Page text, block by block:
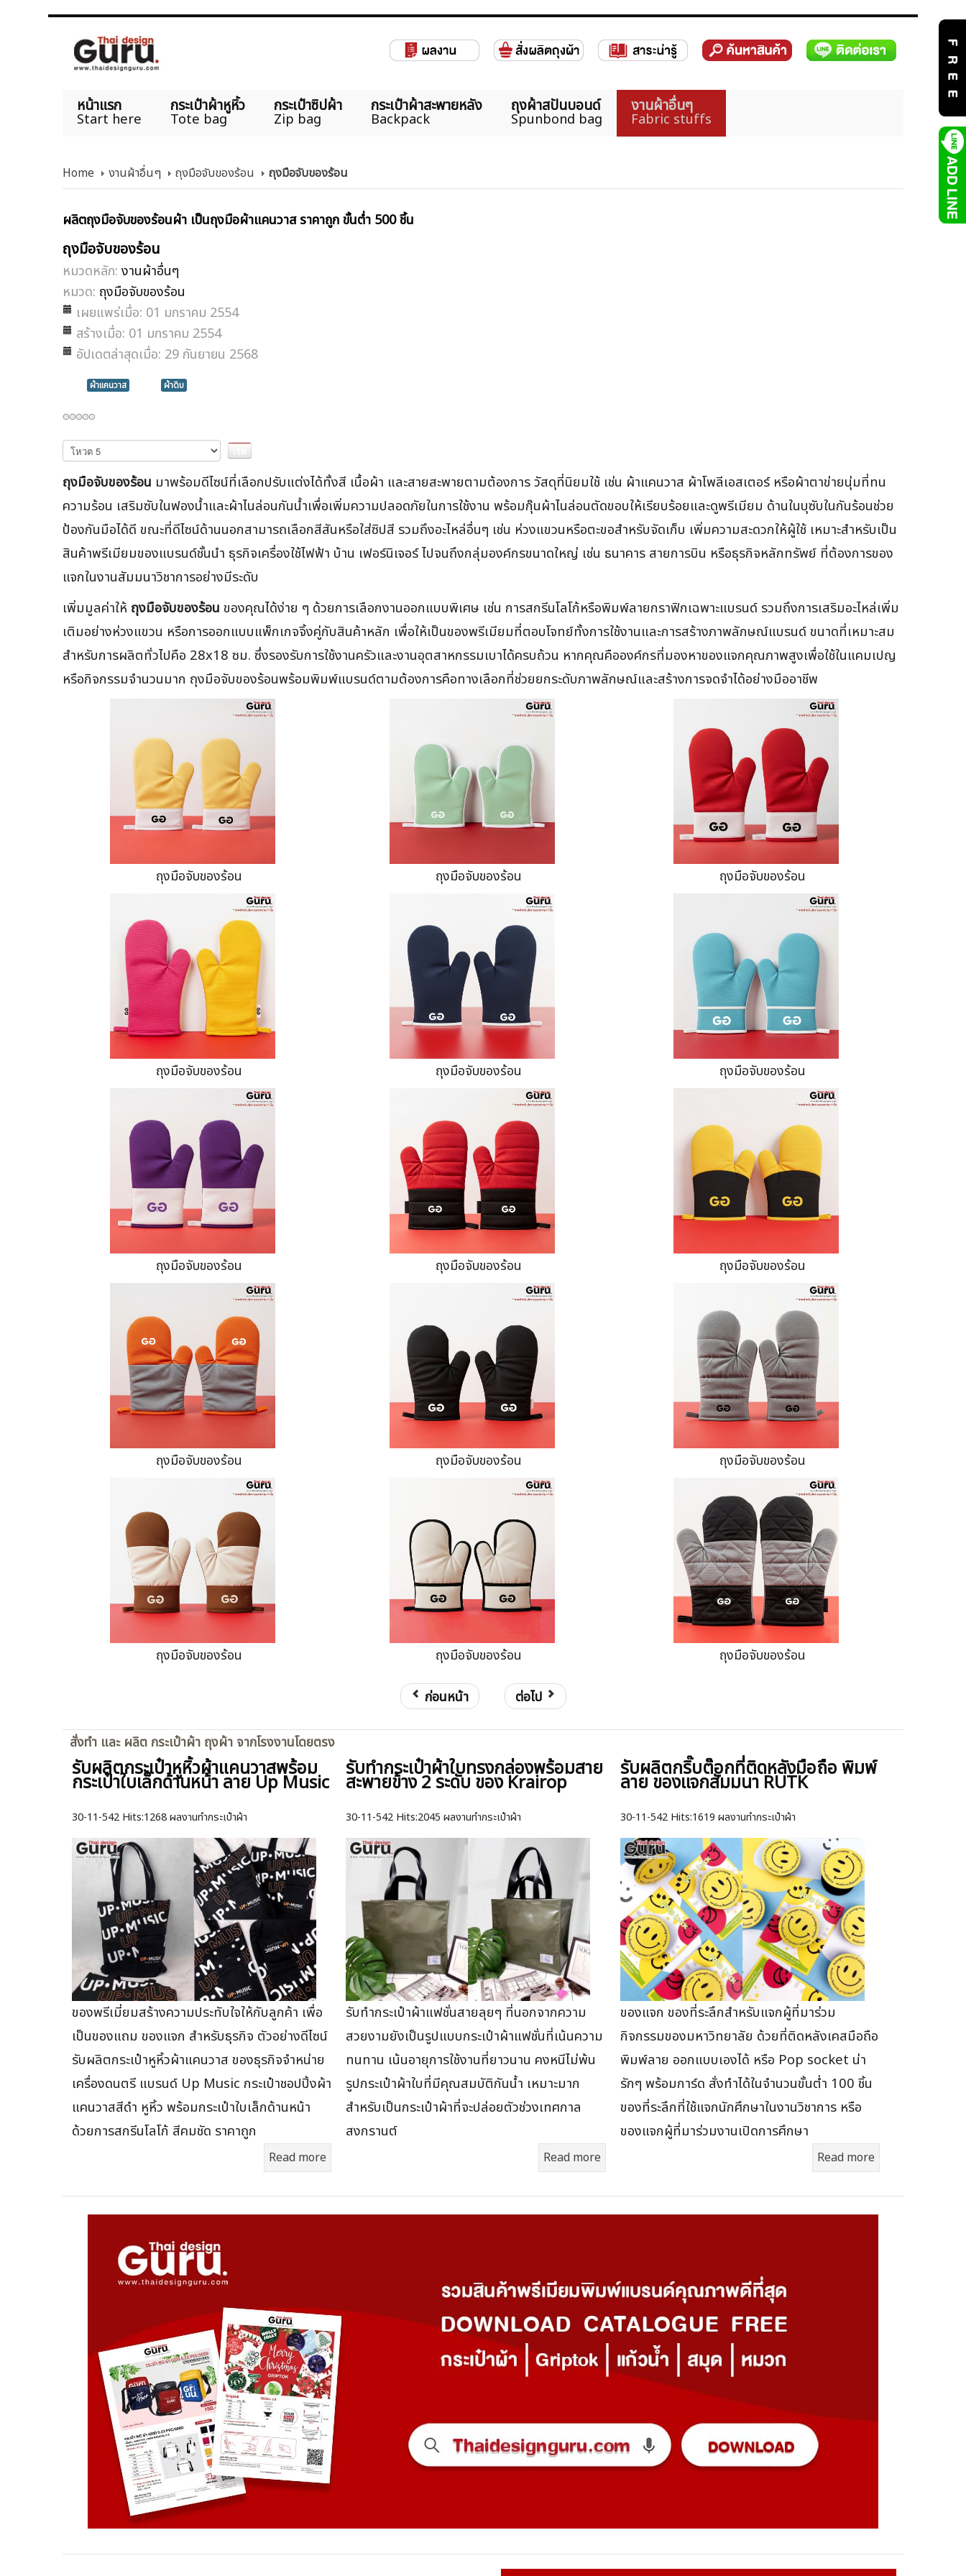
หน้าแรก
Start here
กระเป๋าผ้าหูหิ้ว
Tote bag
กระเป๋าซิปผ้า
Zip bag
กระเป๋าผ้าสะพายหลัง
Backpack
ถุงผ้าสปันบอนด์
Spunbond bag
งานผ้าอื่นๆ
Fabric stuffs
Home งานผ้าอื่นๆ ถุงมือจับของร้อน ถุงมือจับของร้อน
ผลิตถุงมือจับของร้อนผ้า เป็นถุงมือผ้าแคนวาส ราคาถูก ขั้นต่ำ 500 ชิ้น
ถุงมือจับของร้อน
หมวดหลัก: งานผ้าอื่นๆ
หมวด: ถุงมือจับของร้อน
เผยแพร่เมื่อ: 01 มกราคม 2554
สร้างเมื่อ: 01 มกราคม 2554
อัปเดตล่าสุดเมื่อ: 29 กันยายน 2568
ผ้าแคนวาส ผ้าดิบ
กรุณา
ให้
คะแนน
ถุงมือจับของร้อน มาพร้อมดีไซน์ที่เลือกปรับแต่งได้ทั้งสี เนื้อผ้า และสายสะพายตามต้องการ วัสดุที่นิยมใช้ เช่น ผ้าแคนวาส ผ้าโพลีเอสเตอร์ หรือผ้าตาข่ายนุ่มที่ทน
ความร้อน เสริมซับในฟองน้ำและผ้าไนล่อนกันน้ำเพื่อเพิ่มความปลอดภัยในการใช้งาน พร้อมกุ๊นผ้าไนล่อนตัดขอบให้เรียบร้อยและดูพรีเมียม ด้านในบุซับในกันร้อนช่วย
ป้องกันมือได้ดี ขณะที่ดีไซน์ด้านนอกสามารถเลือกสีสันหรือใส่ซิปสี รวมถึงอะไหล่อื่นๆ เช่น ห่วงแขวนหรือตะขอสำหรับจัดเก็บ เพิ่มความสะดวกให้ผู้ใช้ เหมาะสำหรับเป็น
สินค้าพรีเมียมของแบรนด์ชั้นนำ ธุรกิจเครื่องใช้ไฟฟ้า บ้าน เฟอร์นิเจอร์ ไปจนถึงกลุ่มองค์กรขนาดใหญ่ เช่น ธนาคาร สายการบิน หรือธุรกิจหลักทรัพย์ ที่ต้องการของ
แจกในงานสัมมนาวิชาการอย่างมีระดับ
เพิ่มมูลค่าให้ ถุงมือจับของร้อน ของคุณได้ง่าย ๆ ด้วยการเลือกงานออกแบบพิเศษ เช่น การสกรีนโลโก้หรือพิมพ์ลายกราฟิกเฉพาะแบรนด์ รวมถึงการเสริมอะไหล่เพิ่ม
เติมอย่างห่วงแขวน หรือการออกแบบแพ็กเกจจิ้งคู่กับสินค้าหลัก เพื่อให้เป็นของพรีเมียมที่ตอบโจทย์ทั้งการใช้งานและการสร้างภาพลักษณ์แบรนด์ ขนาดที่เหมาะสม
สำหรับการผลิตทั่วไปคือ 28x18 ซม. ซึ่งรองรับการใช้งานครัวและงานอุตสาหกรรมเบาได้ครบถ้วน หากคุณคือองค์กรที่มองหาของแจกคุณภาพสูงเพื่อใช้ในแคมเปญ
หรือกิจกรรมจำนวนมาก ถุงมือจับของร้อนพร้อมพิมพ์แบรนด์ตามต้องการคือทางเลือกที่ช่วยยกระดับภาพลักษณ์และสร้างการจดจำได้อย่างมืออาชีพ
ถุงมือจับของร้อน ถุงมือจับของร้อน ถุงมือจับของร้อน
ถุงมือจับของร้อน ถุงมือจับของร้อน ถุงมือจับของร้อน
ถุงมือจับของร้อน ถุงมือจับของร้อน ถุงมือจับของร้อน
ถุงมือจับของร้อน ถุงมือจับของร้อน ถุงมือจับของร้อน
ถุงมือจับของร้อน ถุงมือจับของร้อน ถุงมือจับของร้อน
ก่อนหน้า ต่อไป
สั่งทำ และ ผลิต กระเป๋าผ้า ถุงผ้า จากโรงงานโดยตรง
รับผลิตกระเป๋าหูหิ้วผ้าแคนวาสพร้อม
กระเป๋าใบเล็กด้านหน้า ลาย Up Music
30-11-542 Hits:1268 ผลงานทำกระเป๋าผ้า
ของพรีเมี่ยมสร้างความประทับใจให้กับลูกค้า เพื่อ
เป็นของแถม ของแจก สำหรับธุรกิจ ตัวอย่างดีไซน์
รับผลิตกระเป๋าหูหิ้วผ้าแคนวาส ของธุรกิจจำหน่าย
เครื่องดนตรี แบรนด์ Up Music กระเป๋าชอปปิ้งผ้า
แคนวาสสีดำ หูหิ้ว พร้อมกระเป๋าใบเล็กด้านหน้า
ด้วยการสกรีนโลโก้ สีคมชัด ราคาถูก
Read more
รับทำกระเป๋าผ้าใบทรงกล่องพร้อมสาย
สะพายข้าง 2 ระดับ ของ Krairop
30-11-542 Hits:2045 ผลงานทำกระเป๋าผ้า
รับทำกระเป๋าผ้าแฟชั่นสายลุยๆ ที่นอกจากความ
สวยงามยังเป็นรูปแบบกระเป๋าผ้าแฟชั่นที่เน้นความ
ทนทาน เน้นอายุการใช้งานที่ยาวนาน คงหนีไม่พ้น
รูปกระเป๋าผ้าใบที่มีคุณสมบัติกันน้ำ เหมาะมาก
สำหรับเป็นกระเป๋าผ้าที่จะปล่อยตัวช่วงเทศกาล
สงกรานต์
Read more
รับผลิตกริ๊บต๊อกที่ติดหลังมือถือ พิมพ์
ลาย ของแจกสัมมนา RUTK
30-11-542 Hits:1619 ผลงานทำกระเป๋าผ้า
ของแจก ของที่ระลึกสำหรับแจกผู้ที่มาร่วม
กิจกรรมของมหาวิทยาลัย ด้วยที่ติดหลังเคสมือถือ
พิมพ์ลาย ออกแบบเองได้ หรือ Pop socket น่า
รักๆ พร้อมการ์ด สั่งทำได้ในจำนวนขั้นต่ำ 100 ชิ้น
ของที่ระลึกที่ใช้แจกนักศึกษาในงานวิชาการ หรือ
ของแจกผู้ที่มาร่วมงานเปิดการศึกษา
Read more